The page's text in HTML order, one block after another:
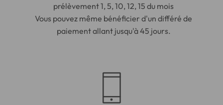
prélèvement 1, 5, 10, 12, 15 du mois
Vous pouvez même bénéficier d'un différé de
paiement allant jusqu'à 45 jours.